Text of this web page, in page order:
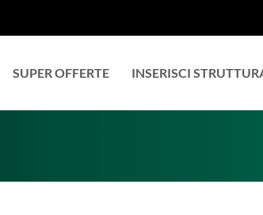
SUPER OFFERTE INSERISCI